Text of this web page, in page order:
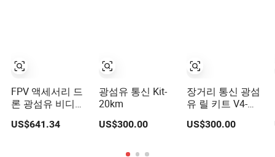
FPV 액세서리 드
론 광섬유 비디오
유 3km 5km
US$641.34
광섬유 통신 Kit-
20km
US$300.00
장거리 통신 광섬
유 릴 키트 V4-
US$300.00